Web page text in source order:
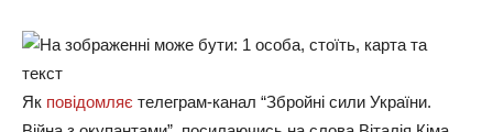
Як повідомляє телеграм-канал “Збройні сили України.